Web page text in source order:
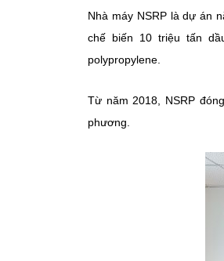
Nhà máy NSRP là dự án
chế biến 10 triệu tấn
polypropylene.
Từ năm 2018, NSRP
phương.